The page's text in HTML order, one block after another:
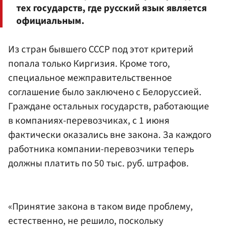
тех государств, где русский язык является
официальным.
Из стран бывшего СССР под этот критерий
попала только Киргизия. Кроме того,
специальное межправительственное
соглашение было заключено с Белоруссией.
Граждане остальных государств, работающие
в компаниях-перевозчиках, с 1 июня
фактически оказались вне закона. За каждого
работника компании-перевозчики теперь
должны платить по 50 тыс. руб. штрафов.
«Принятие закона в таком виде проблему,
естественно, не решило, поскольку